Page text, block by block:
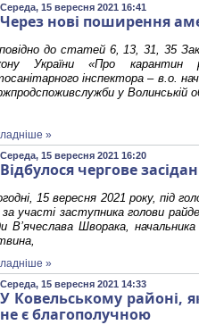
Середа, 15 вересня 2021 16:41
Через нові поширення
до статей 6, 13, 31, 35
України «Про карантин
інспектора – в.о.
у Волинській
»
Середа, 15 вересня 2021 16:20
Відбулося чергове
15 вересня 2021 року, під
участі заступника голови
В’ячеслава Шворака, начальника
»
Середа, 15 вересня 2021 14:33
У Ковельському районі,
не є благополучною